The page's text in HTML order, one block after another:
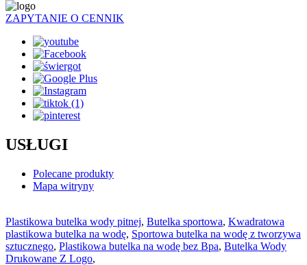
ZAPYTANIE O CENNIK
USŁUGI
Polecane produkty
Mapa witryny
Plastikowa butelka wody pitnej, Butelka sportowa, Kwadratowa
plastikowa butelka na wodę, Sportowa butelka na wodę z tworzywa
sztucznego, Plastikowa butelka na wodę bez Bpa, Butelka Wody
Drukowane Z Logo,